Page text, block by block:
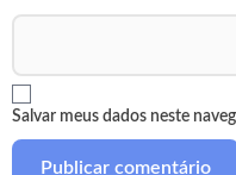
Salvar meus dados neste